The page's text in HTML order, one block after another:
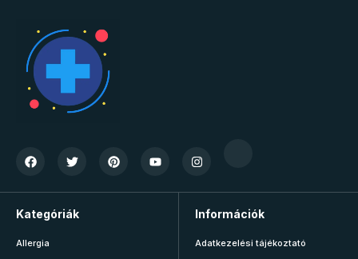
Kategóriák
Allergia
Információk
Adatkezelési tájékoztató